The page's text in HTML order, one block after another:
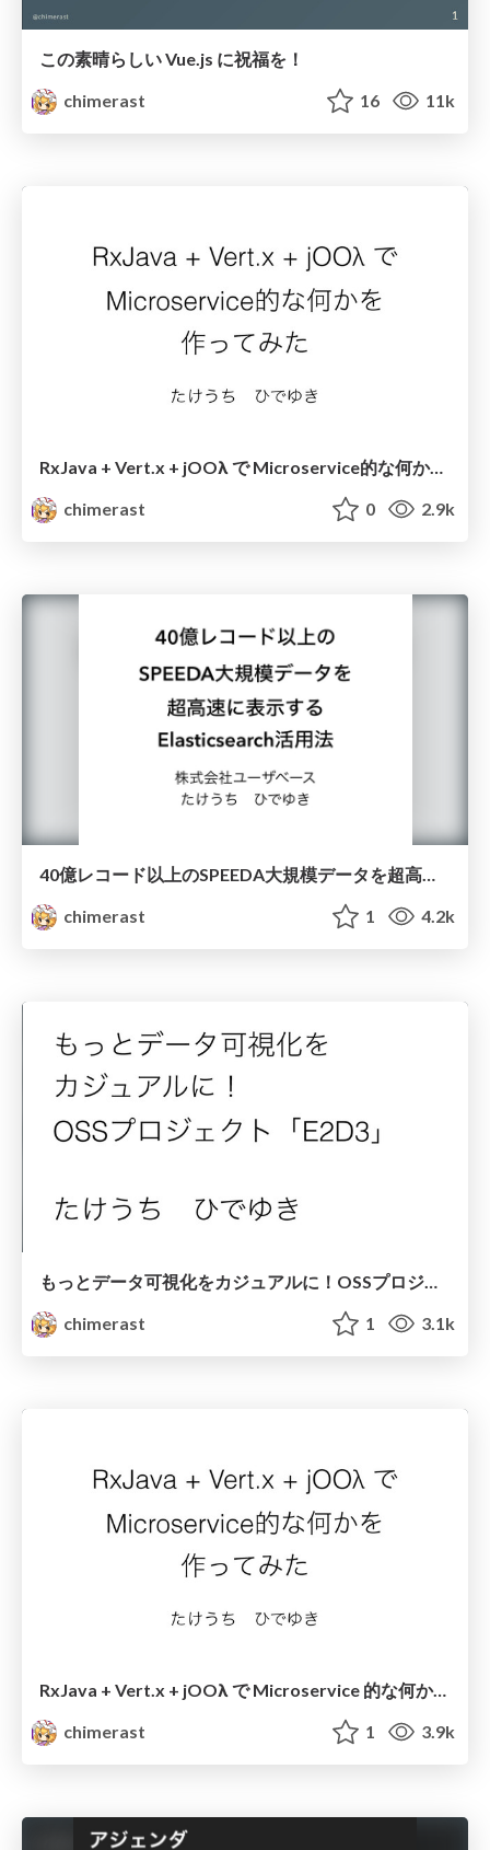
この素晴らしい Vue.js に祝福を！
chimerast
16 11k
RxJava + Vert.x + jOOλ で Microservice的な何かを作ってみた
chimerast
0 2.9k
40億レコード以上のSPEEDA大規模データを超高速に表示するElasticsearch活用法
chimerast
1 4.2k
もっとデータ可視化をカジュアルに！OSSプロジェクト「E2D3」
chimerast
1 3.1k
RxJava + Vert.x + jOOλ で Microservice 的な何かを作ってみた
chimerast
1 3.9k